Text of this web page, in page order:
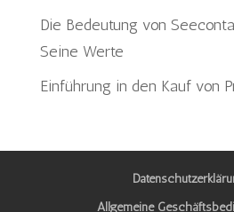
Die Bedeutung von
Seine Werte
Einführung in den Kauf von
Allgemeine